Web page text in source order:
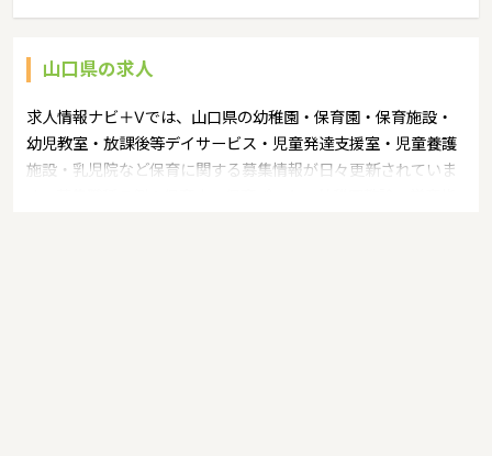
山口県の求人
求人情報ナビ＋Vでは、山口県の幼稚園・保育園・保育施設・
幼児教室・放課後等デイサービス・児童発達支援室・児童養護
施設・乳児院など保育に関する募集情報が日々更新されていま